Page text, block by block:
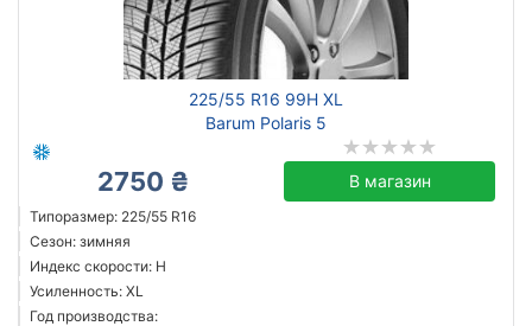
225/55 R16 99H XL
Barum Polaris 5
2750 ₴ В магазин
Типоразмер: 225/55 R16
Сезон: зимняя
Индекс скорости: H
Усиленность: XL
Год производства: